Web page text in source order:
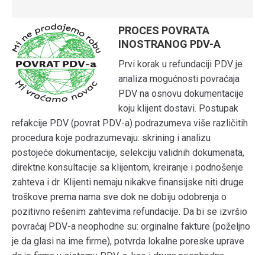
PROCES POVRATA
INOSTRANOG PDV-A
Prvi korak u refundaciji PDV je
analiza mogućnosti povraćaja
PDV na osnovu dokumentacije
koju klijent dostavi. Postupak
refakcije PDV (povrat PDV-a) podrazumeva više različitih
procedura koje podrazumevaju: skrining i analizu
postojeće dokumentacije, selekciju validnih dokumenata,
direktne konsultacije sa klijentom, kreiranje i podnošenje
zahteva i dr. Klijenti nemaju nikakve finansijske niti druge
troškove prema nama sve dok ne dobiju odobrenja o
pozitivno rešenim zahtevima refundacije. Da bi se izvršio
povraćaj PDV-a neophodne su: orginalne fakture (poželjno
je da glasi na ime firme), potvrda lokalne poreske uprave